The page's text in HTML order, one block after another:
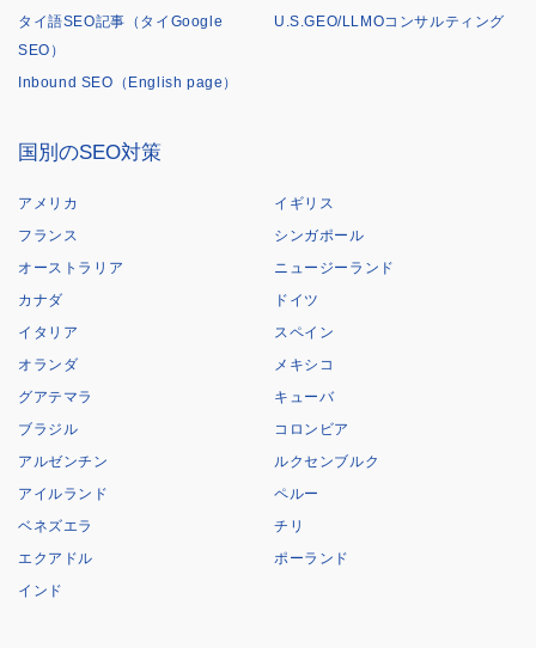
タイ語SEO記事（タイGoogle
SEO）
U.S.GEO/LLMOコンサルティング
Inbound SEO（English page）
国別のSEO対策
アメリカ
イギリス
フランス
シンガポール
オーストラリア
ニュージーランド
カナダ
ドイツ
イタリア
スペイン
オランダ
メキシコ
グアテマラ
キューバ
ブラジル
コロンビア
アルゼンチン
ルクセンブルク
アイルランド
ペルー
ベネズエラ
チリ
エクアドル
ポーランド
インド